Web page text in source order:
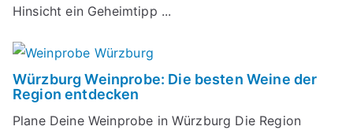
Hinsicht ein Geheimtipp ...
Würzburg Weinprobe: Die besten Weine der
Region entdecken
Plane Deine Weinprobe in Würzburg Die Region